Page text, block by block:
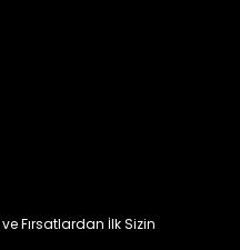
Fırsatlardan İlk Sizin